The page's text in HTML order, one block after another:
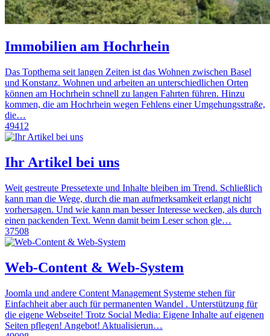
Immobilien am Hochrhein
Das Topthema seit langen Zeiten ist das Wohnen zwischen Basel
und Konstanz. Wohnen und arbeiten an unterschiedlichen Orten
können am Hochrhein schnell zu langen Fahrten führen. Hinzu
kommen, die am Hochrhein wegen Fehlens einer Umgehungsstraße,
die…
49412
Ihr Artikel bei uns
Weit gestreute Pressetexte und Inhalte bleiben im Trend. Schließlich
kann man die Wege, durch die man aufmerksamkeit erlangt nicht
vorhersagen. Und wie kann man besser Interesse wecken, als durch
einen packenden Text. Wenn damit beim Leser schon gle…
37508
Web-Content & Web-System
Joomla und andere Content Management Systeme stehen für
Einfachheit aber auch für permanenten Wandel . Unterstützung für
die eigene Webseite! Trotz Social Media: Eigene Inhalte auf eigenen
Seiten pflegen! Angebot! Aktualisierun…